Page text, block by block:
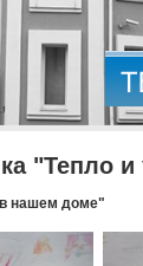
"Тепло
в нашем доме"